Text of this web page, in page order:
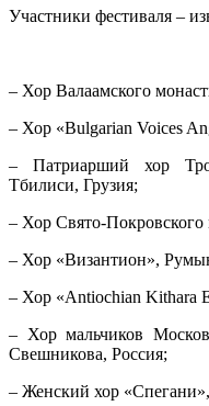
Участники фестиваля –
– Хор Валаамского
– Хор «Bulgarian Voices
– Патриарший хор
Тбилиси, Грузия;
– Хор Свято-
– Хор «Византион»,
– Хор «Antiochian Kithara
– Хор мальчиков
Свешникова, Россия;
– Женский хор